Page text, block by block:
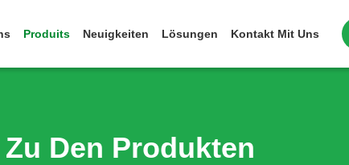
Produits Neuigkeiten Lösungen Kontakt Mit Uns
Den Produkten